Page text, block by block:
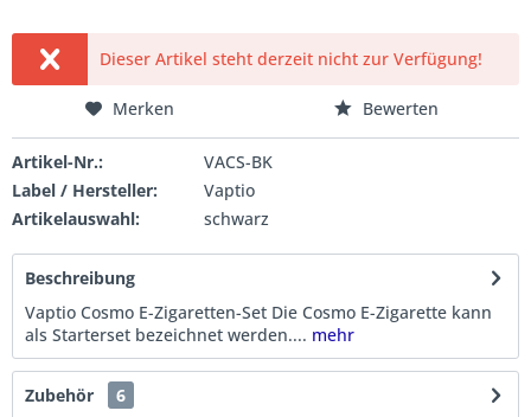
Dieser Artikel steht derzeit nicht zur Verfügung!
Merken Bewerten
Artikel-Nr.:
VACS-BK
Label / Hersteller:
Vaptio
Artikelauswahl:
schwarz
Beschreibung
Vaptio Cosmo E-Zigaretten-Set Die Cosmo E-Zigarette kann
als Starterset bezeichnet werden.... mehr
Zubehör
6